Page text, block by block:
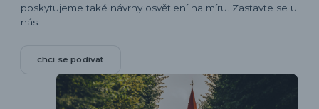
poskytujeme také návrhy osvětlení na míru. Zastavte se u
nás.
chci se podívat